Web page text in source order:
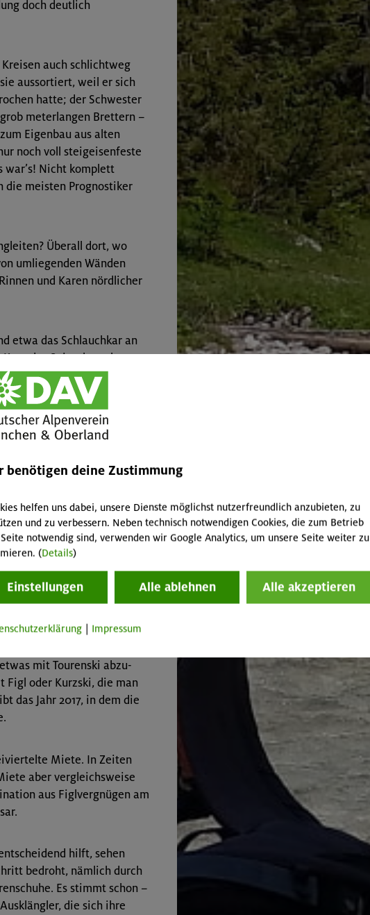
doch deutlich
auch schlichtweg
aussortiert, weil er sich
hatte; der Schwester
meterlangen Brettern –
Eigenbau aus alten
noch voll steigeisenfeste
war’s! Nicht komplett
die meisten Prognostiker
Überall dort, wo
umliegenden Wänden
und Karen nördlicher
etwa das Schlauchkar an
des Soiernkessels.
sogar auf
kann.
Schnee für ein paar kurze
Schwünge.
Lahnspitz und
Nach wenigen steilen
Höhenmeter-Hang in
Figln nämlich nicht sein.
Geländekante: Wie weit
nicht: Zum Fahren reicht
mit Tourenski abzu­
oder Kurzski, die man
das Jahr 2017, in dem die
Miete. In Zeiten
aber vergleichs­weise
aus Figlvergnügen am
hilft, sehen
bedroht, nämlich durch
Es stimmt schon –
die sich ihre
benötigen deine Zustimmung
helfen uns dabei, unsere Dienste möglichst nutzerfreundlich anzubieten, zu
und zu verbessern. Neben technisch notwendigen Cookies, die zum Betrieb
notwendig sind, verwenden wir Google Analytics, um unsere Seite weiter zu
(Details)
Einstellungen Alle ablehnen Alle akzeptieren
Impressum